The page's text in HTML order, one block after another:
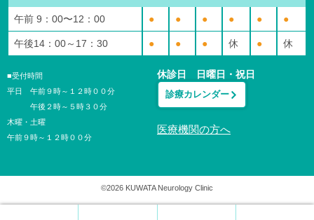
午前 9：00〜12：00 ● ● ● ● ● ●
午後14：00～17：30 ● ● ● 休 ● 休
■受付時間
平日 午前９時～１２時００分
午後２時～５時３０分
木曜・土曜
午前９時～１２時００分
休診日 日曜日・祝日
診療カレンダー
医療機関の方へ
©2026 KUWATA Neurology Clinic